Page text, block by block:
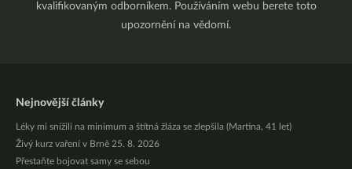
kvalifikovaným odborníkem. Používáním webu berete toto
upozornění na vědomí.
Nejnovější články
Léky mi snížili na minimum a štítná žláza se zlepšila (Martina, 41 let)
Živý kurz vaření v Brně 25. 8. 2026
Přestaňte bojovat samy se sebou